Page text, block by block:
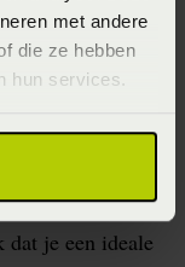
met andere
die ze hebben
hun services.
koele
je een ideale